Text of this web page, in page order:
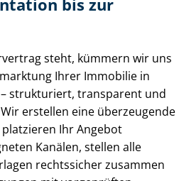
bis zur
steht, kümmern wir uns
Ihrer Immobilie in
strukturiert, transparent und
erstellen eine überzeugende
Ihr Angebot
Kanälen, stellen alle
rechtssicher zusammen